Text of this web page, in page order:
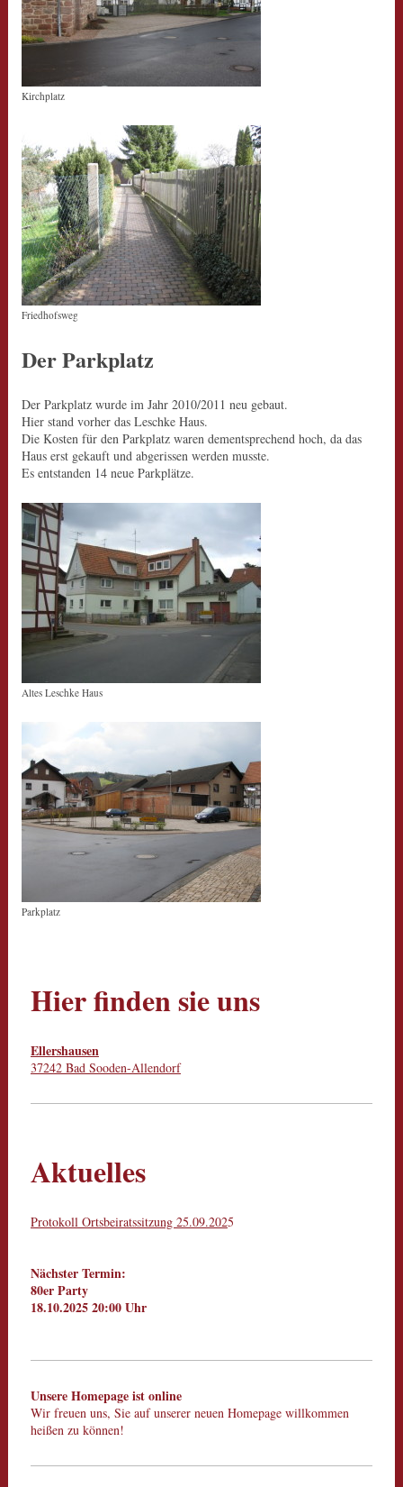
Kirchplatz
Friedhofsweg
Der Parkplatz
Der Parkplatz wurde im Jahr 2010/2011 neu gebaut.
Hier stand vorher das Leschke Haus.
Die Kosten für den Parkplatz waren dementsprechend hoch, da das
Haus erst gekauft und abgerissen werden musste.
Es entstanden 14 neue Parkplätze.
Altes Leschke Haus
Parkplatz
Hier finden sie uns
Ellershausen
37242 Bad Sooden-Allendorf
Aktuelles
Protokoll Ortsbeiratssitzung 25.09.2025
Nächster Termin:
80er Party
18.10.2025 20:00 Uhr
Unsere Homepage ist online
Wir freuen uns, Sie auf unserer neuen Homepage willkommen
heißen zu können!